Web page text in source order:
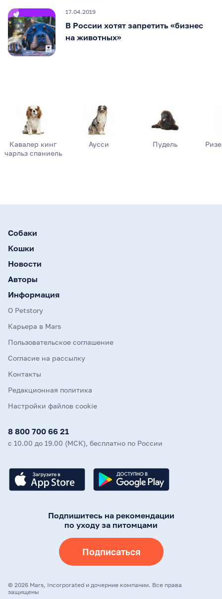
17.04.2019
В России хотят запретить «бизнес
на животных»
Кавалер кинг
чарльз спаниель
Аусси Пудель
Собаки
Кошки
Новости
Авторы
Информация
О Petstory
Карьера в Mars
Пользовательское соглашение
Согласие на рассылку
Контакты
Редакционная политика
Настройки файлов cookie
8 800 700 66 21
с 10.00 до 19.00 (МСК), бесплатно по России
Подпишитесь на рекомендации
по уходу за питомцами
Подписаться
© 2026 Mars, Incorporated и дочерние компании. Все права
защищены